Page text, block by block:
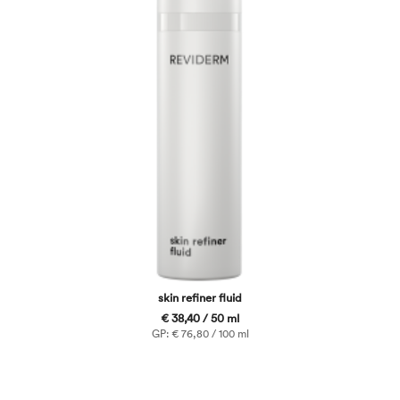
skin refiner fluid
€ 38,40 / 50 ml
GP: € 76,80 / 100 ml